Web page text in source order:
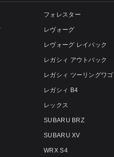
フォレスター
レヴォーグ
レヴォーグ レイバック
レガシィ アウトバック
レガシィ ツーリングワ
レガシィ B4
レックス
SUBARU BRZ
SUBARU XV
WRX S4